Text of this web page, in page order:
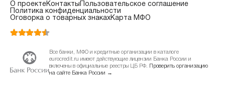
О проектеКонтакты Пользовательское соглашение
Политика конфиденциальности
Оговорка о товарных знакахКарта МФО
Все банки, МФО и кредитные организации в каталоге
eurocredit.ru имеют действующие лицензии Банка России и
включены в официальные реестры ЦБ РФ.
Проверить организацию
на сайте Банка России →